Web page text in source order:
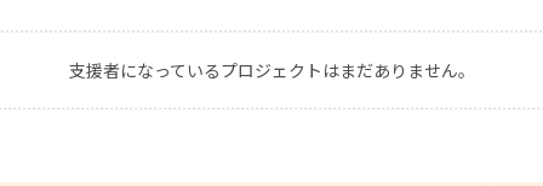
CAMPFIRE for Social Good
CAMPFIRE Creation
CAMPFIREふるさと納税
machi-ya コミュニティ
支援者になっているプロジェクトはまだありません。